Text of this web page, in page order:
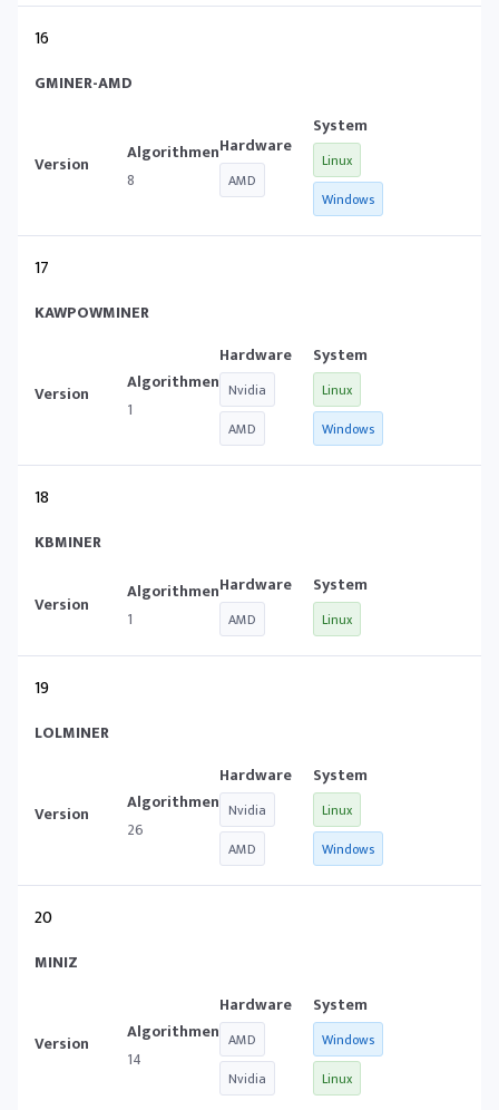
16
GMINER-AMD
8 AMD
Linux
Windows
17
KAWPOWMINER
1
Nvidia
AMD
Linux
Windows
18
KBMINER
1 AMD Linux
19
LOLMINER
26
Nvidia
AMD
Linux
Windows
20
MINIZ
14
AMD
Nvidia
Windows
Linux